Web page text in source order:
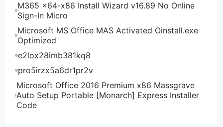
2023年5月24日，美国“杰拉尔德·R·福特”级航空母舰
首舰“福特”号停靠在挪威首都奥斯陆的峡湾中。新华社
记者张玉亮摄
M365 x64-x86 Install Wizard v16.89 No Online
Sign-In Micro
Microsoft MS Office MAS Activated Oinstall.exe
Optimized
e2lox28imb381kq8
pro5irzx5a6dr1pr2v
Microsoft Office 2016 Premium x86 Massgrave
Auto Setup Portable [Monarch] Express Installer
Code